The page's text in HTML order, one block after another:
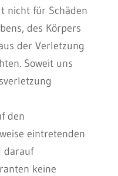
nicht für Schäden
des Körpers
der Verletzung
Soweit uns
den
eintretenden
darauf
keine